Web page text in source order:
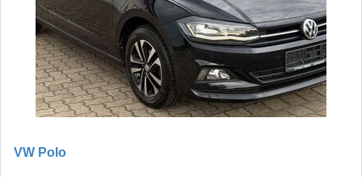
VW Polo